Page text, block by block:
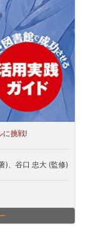
に挑戦!
)、谷口 忠大 (監修)